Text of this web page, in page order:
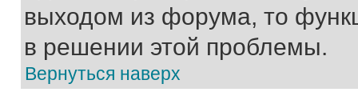
выходом из форума, то
в решении этой проблемы.
Вернуться наверх